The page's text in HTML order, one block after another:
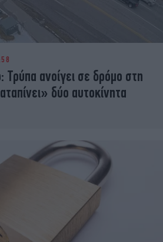
Τρύπα ανοίγει σε δρόμο στη
δύο αυτοκίνητα